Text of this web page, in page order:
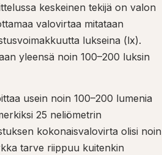
keskeinen tekijä on valon
valovirtaa mitataan
lukseina (lx).
yleensä noin 100–200 luksin
usein noin 100–200 lumenia
25 neliömetrin
kokonaisvalovirta olisi noin
tarve riippuu kuitenkin